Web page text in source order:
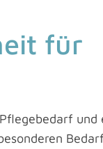
für
und